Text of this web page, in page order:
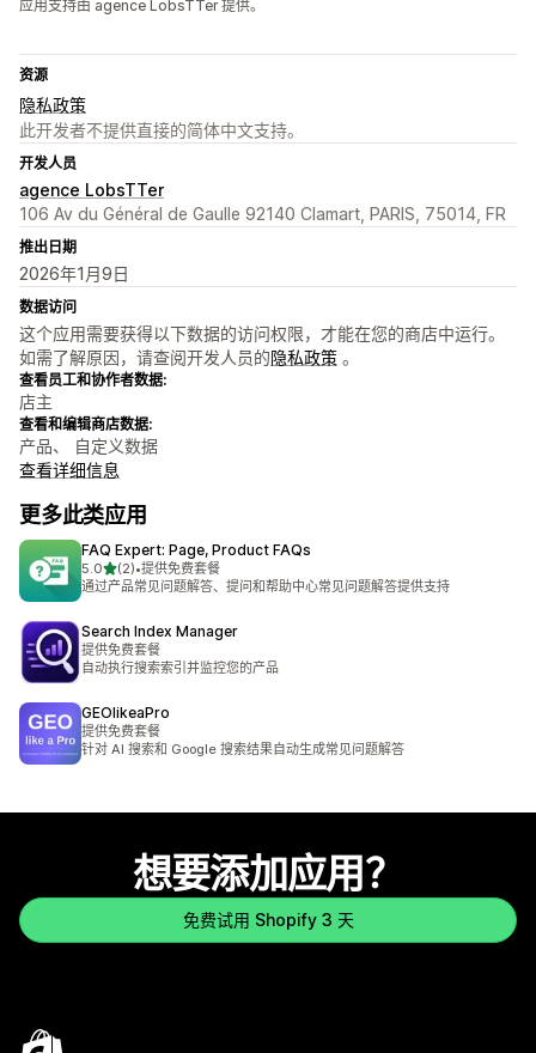
应用支持由 agence LobsTTer 提供。
资源
隐私政策
此开发者不提供直接的简体中文支持。
开发人员
agence LobsTTer
106 Av du Général de Gaulle 92140 Clamart, PARIS, 75014, FR
推出日期
2026年1月9日
数据访问
这个应用需要获得以下数据的访问权限，才能在您的商店中运行。
如需了解原因，请查阅开发人员的隐私政策 。
查看员工和协作者数据:
店主
查看和编辑商店数据:
产品、 自定义数据
查看详细信息
更多此类应用
FAQ Expert: Page, Product FAQs
5.0星（满分 5 星）
(2)
总共 2 条评论
•提供免费套餐
通过产品常见问题解答、提问和帮助中心常见问题解答提供支持
Search Index Manager
提供免费套餐
自动执行搜索索引并监控您的产品
GEOlikeaPro
提供免费套餐
针对 AI 搜索和 Google 搜索结果自动生成常见问题解答
想要添加应用？
免费试用 Shopify 3 天